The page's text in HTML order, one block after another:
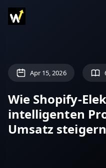
Apr 15, 2026
Wie Shopify-
intelligenten
Umsatz